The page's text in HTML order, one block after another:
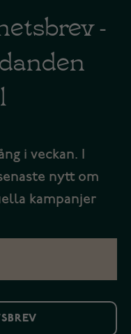
-
i veckan. I
nytt om
kampanjer